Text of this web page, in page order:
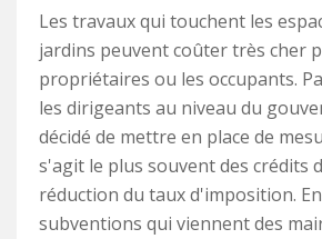
Les travaux qui touchent les
jardins peuvent coûter très cher
propriétaires ou les occupants.
les dirigeants au niveau du
décidé de mettre en place de
s'agit le plus souvent des crédits
réduction du taux d'imposition.
subventions qui viennent des